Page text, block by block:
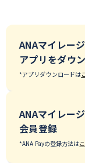
ANAマイレー
アプリをダウ
*アプリダウンロードは
ANAマイレー
会員登録
*ANA Payの登録方法は